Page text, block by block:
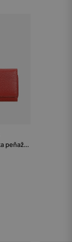
Červená dámska peňaženka z lícovej kože